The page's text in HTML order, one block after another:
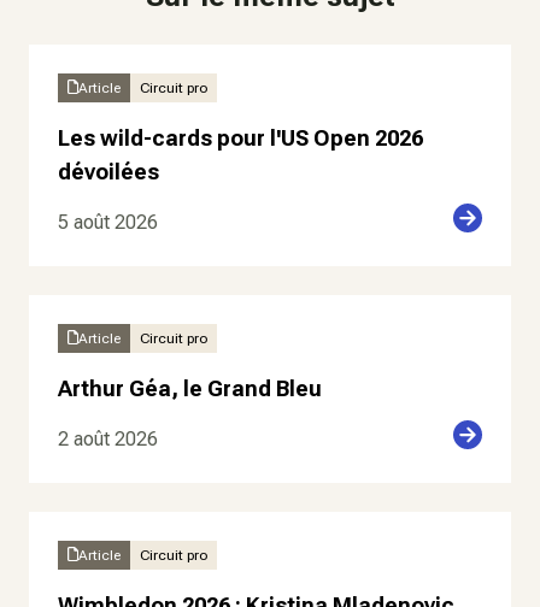
Article Circuit pro
Les wild-cards pour l'US Open 2026
dévoilées
5 août 2026
Article Circuit pro
Arthur Géa, le Grand Bleu
2 août 2026
Article Circuit pro